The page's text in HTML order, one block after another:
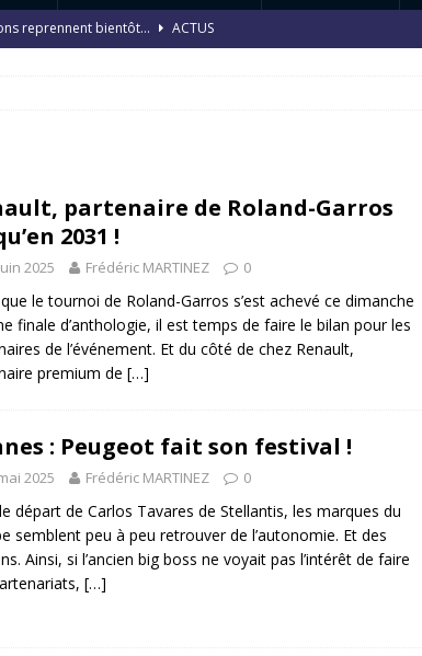
reprennent bientôt…
ACTUS
: Honda dévoile un spot publicitaire… confiné! ACTUS
partenaire de Roland-Garros
2031 !
2025 Frédéric MARTINEZ 0
le tournoi de Roland-Garros s’est achevé ce dimanche
finale d’anthologie, il est temps de faire le bilan pour les
de l’événement. Et du côté de chez Renault,
premium de […]
: Peugeot fait son festival !
2025 Frédéric MARTINEZ 0
départ de Carlos Tavares de Stellantis, les marques du
semblent peu à peu retrouver de l’autonomie. Et des
Ainsi, si l’ancien big boss ne voyait pas l’intérêt de faire
[…]